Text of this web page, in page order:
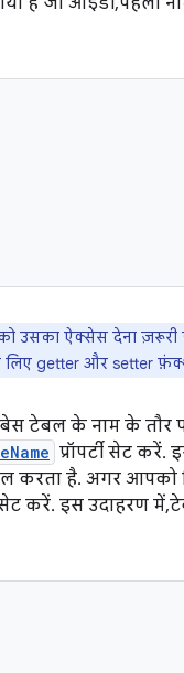
उसका ऐक्सेस देना
लिए getter और setter
टेबल के नाम के
प्रॉपर्टी सेट
करता है. अगर आपको
सेट करें. इस उदाहरण